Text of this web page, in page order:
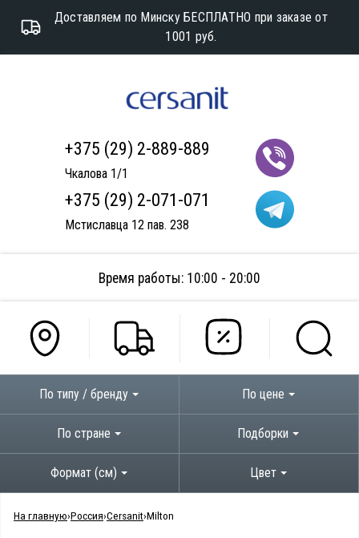
Доставляем по Минску БЕСПЛАТНО при заказе от
1001 руб.
+375 (29) 2-889-889
Чкалова 1/1
+375 (29) 2-071-071
Мстиславца 12 пав. 238
Время работы: 10:00 - 20:00
По типу / бренду По цене
По стране Подборки
Формат (см) Цвет
На главную Россия Cersanit Milton